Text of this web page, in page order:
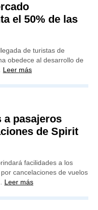
el 50% de las
de turistas de
obedece al desarrollo de
Leer más
a pasajeros
de Spirit
facilidades a los
cancelaciones de vuelos
Leer más